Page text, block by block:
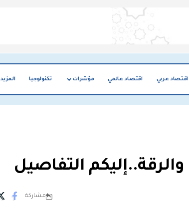
اقتصاد عربي اقتصاد عالمي مؤشرات تكنولوجيا المزيد
التفاصيل
مشاركة